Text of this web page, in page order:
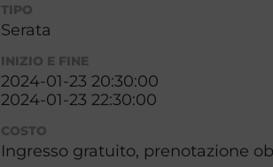
TIPO
Serata
INIZIO E FINE
2024-01-23 20:30:00
2024-01-23 22:30:00
COSTO
Ingresso gratuito, prenotazione